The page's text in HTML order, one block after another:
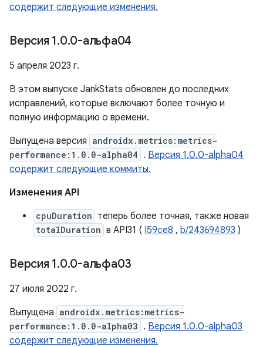
содержит следующие изменения.
Версия 1.0.0-альфа04
5 апреля 2023 г.
В этом выпуске JankStats обновлен до последних
исправлений, которые включают более точную и
полную информацию о времени.
Выпущена версия androidx.metrics:metrics-
performance:1.0.0-alpha04 . Версия 1.0.0-alpha04
содержит следующие коммиты.
Изменения API
cpuDuration теперь более точная, также новая
totalDuration в API31 ( I59ce8 , b/243694893 )
Версия 1.0.0-альфа03
27 июля 2022 г.
Выпущена androidx.metrics:metrics-
performance:1.0.0-alpha03 . Версия 1.0.0-alpha03
содержит следующие изменения.